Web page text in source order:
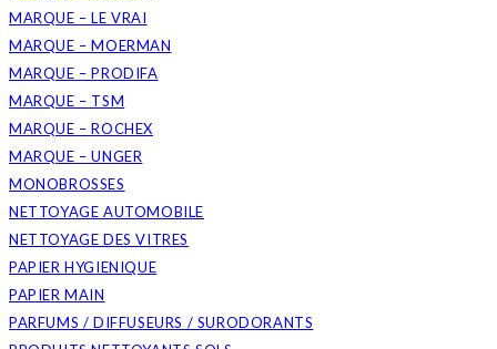
MARQUE – LE VRAI
MARQUE – MOERMAN
MARQUE – PRODIFA
MARQUE – TSM
MARQUE – ROCHEX
MARQUE – UNGER
MONOBROSSES
NETTOYAGE AUTOMOBILE
NETTOYAGE DES VITRES
PAPIER HYGIENIQUE
PAPIER MAIN
PARFUMS / DIFFUSEURS / SURODORANTS